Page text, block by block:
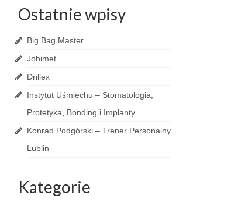
Ostatnie wpisy
Big Bag Master
Jobimet
Drillex
Instytut Uśmiechu – Stomatologia,
Protetyka, Bonding i Implanty
Konrad Podgórski – Trener Personalny
Lublin
Kategorie